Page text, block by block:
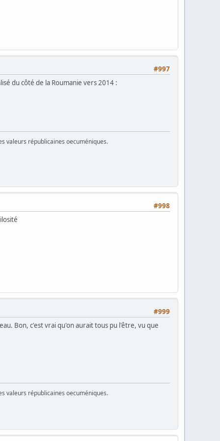
#997
du côté de la Roumanie vers 2014 :
valeurs républicaines oecuméniques.
#998
#999
Bon, c'est vrai qu'on aurait tous pu l'être, vu que
valeurs républicaines oecuméniques.